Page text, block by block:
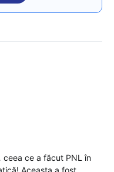
ce a făcut PNL în
Aceasta a fost